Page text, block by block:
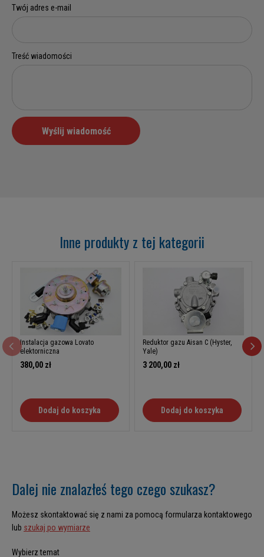
Inne produkty z tej kategorii
Instalacja gazowa Lovato
elektorniczna
380,00 zł
Dodaj do koszyka
Reduktor gazu Aisan C (Hyster,
Yale)
3 200,00 zł
Dodaj do koszyka
Dalej nie znalazłeś tego czego szukasz?
Możesz skontaktować się z nami za pomocą formularza kontaktowego
lub szukaj po wymiarze